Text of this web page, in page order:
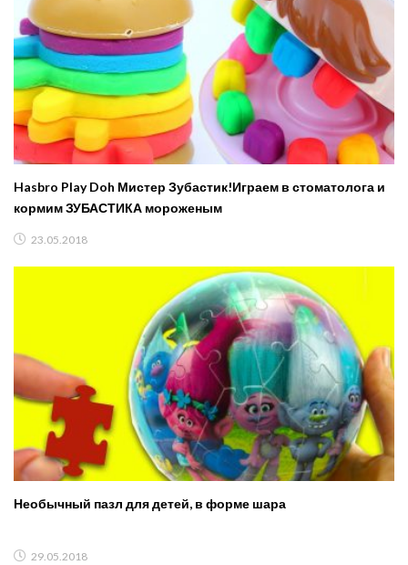
Hasbro Play Doh Мистер Зубастик!Играем в стоматолога и
кормим ЗУБАСТИКА мороженым
23.05.2018
Необычный пазл для детей, в форме шара
29.05.2018